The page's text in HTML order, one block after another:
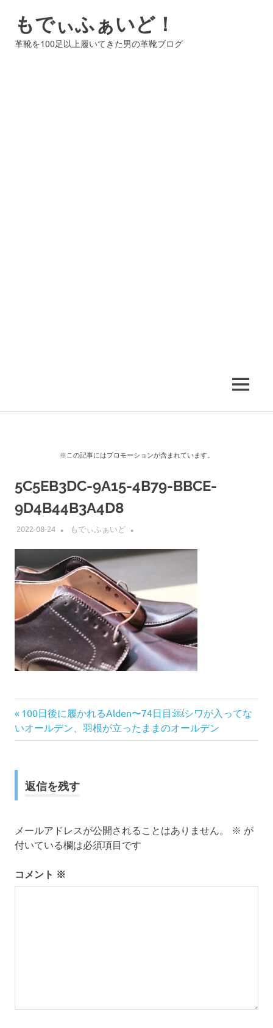
もでぃふぁいど！
革靴を100足以上履いてきた男の革靴ブログ
MENU
※この記事にはプロモーションが含まれています。
5C5EB3DC-9A15-4B79-BBCE-
9D4B44B3A4D8
2022-08-24 もでぃふぁいど
投
稿
ナ
ビ
ー
シ
前
の
記
100日後に履かれるAlden〜74日目:￼シワが入ってな
いオールデン、羽根が立ったままのオールデン
返信を残す
メールアドレスが公開されることはありません。 ※ が
付いている欄は必須項目です
コメント ※